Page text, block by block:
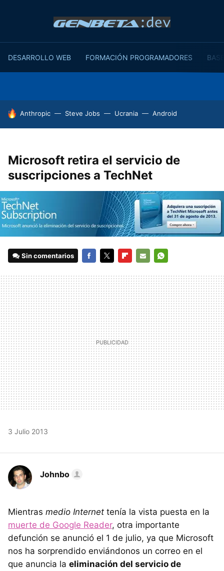
DESARROLLO WEB FORMACIÓN PROGRAMADORES
HOY SE HABLA DE
Anthropic Steve Jobs Ucrania Android
Microsoft retira el servicio de
suscripciones a TechNet
Sin comentarios
MAIL
3 Julio 2013
Johnbo
Mientras medio Internet tenía la vista puesta en la
muerte de Google Reader, otra importante
defunción se anunció el 1 de julio, ya que Microsoft
nos ha sorprendido enviándonos un correo en el
que anuncia la eliminación del servicio de